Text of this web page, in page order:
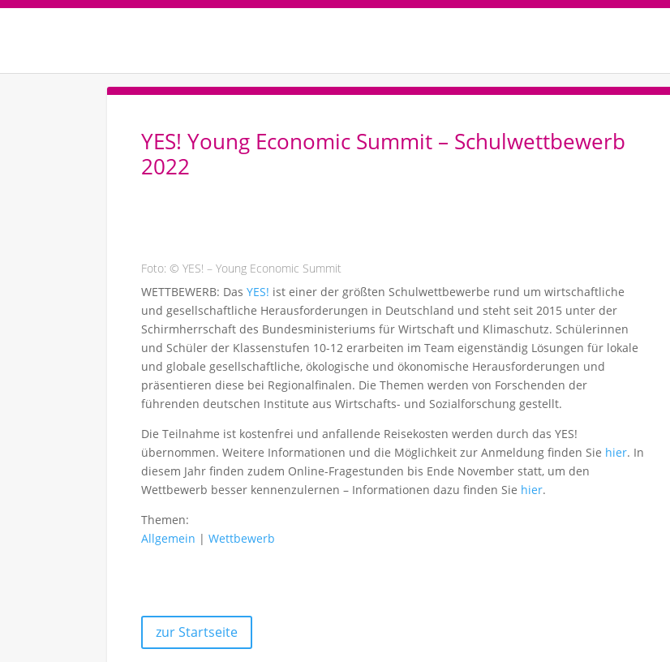
YES! Young Economic Summit – Schulwettbewerb
2022
Foto: © YES! – Young Economic Summit
WETTBEWERB: Das YES! ist einer der größten Schulwettbewerbe rund um wirtschaftliche
und gesellschaftliche Herausforderungen in Deutschland und steht seit 2015 unter der
Schirmherrschaft des Bundesministeriums für Wirtschaft und Klimaschutz. Schülerinnen
und Schüler der Klassenstufen 10-12 erarbeiten im Team eigenständig Lösungen für lokale
und globale gesellschaftliche, ökologische und ökonomische Herausforderungen und
präsentieren diese bei Regionalfinalen. Die Themen werden von Forschenden der
führenden deutschen Institute aus Wirtschafts- und Sozialforschung gestellt.
Die Teilnahme ist kostenfrei und anfallende Reisekosten werden durch das YES!
übernommen. Weitere Informationen und die Möglichkeit zur Anmeldung finden Sie hier. In
diesem Jahr finden zudem Online-Fragestunden bis Ende November statt, um den
Wettbewerb besser kennenzulernen – Informationen dazu finden Sie hier.
Themen:
Allgemein | Wettbewerb
zur Startseite